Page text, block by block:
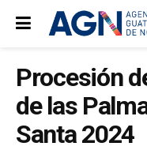
Procesión
de las
Santa 2024